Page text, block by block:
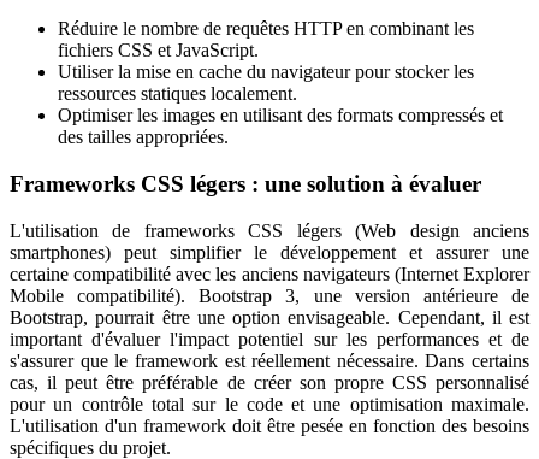
Réduire le nombre de requêtes HTTP en combinant les
fichiers CSS et JavaScript.
Utiliser la mise en cache du navigateur pour stocker les
ressources statiques localement.
Optimiser les images en utilisant des formats compressés et
des tailles appropriées.
Frameworks CSS légers : une solution à évaluer
L'utilisation de frameworks CSS légers (Web design anciens
smartphones) peut simplifier le développement et assurer une
certaine compatibilité avec les anciens navigateurs (Internet Explorer
Mobile compatibilité). Bootstrap 3, une version antérieure de
Bootstrap, pourrait être une option envisageable. Cependant, il est
important d'évaluer l'impact potentiel sur les performances et de
s'assurer que le framework est réellement nécessaire. Dans certains
cas, il peut être préférable de créer son propre CSS personnalisé
pour un contrôle total sur le code et une optimisation maximale.
L'utilisation d'un framework doit être pesée en fonction des besoins
spécifiques du projet.